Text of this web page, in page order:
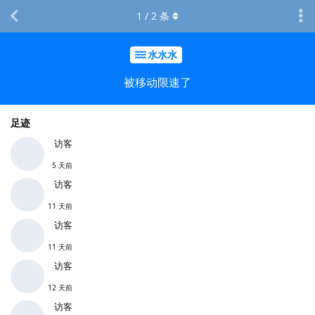
水水水
被移动限速了
足迹
访客
5 天前
访客
11 天前
访客
11 天前
访客
12 天前
访客
1 / 2 条